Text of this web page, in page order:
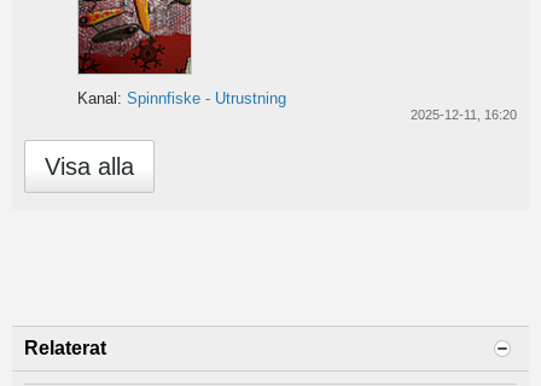
Kanal: Spinnfiske - Utrustning
2025-12-11, 16:20
Visa alla
Relaterat